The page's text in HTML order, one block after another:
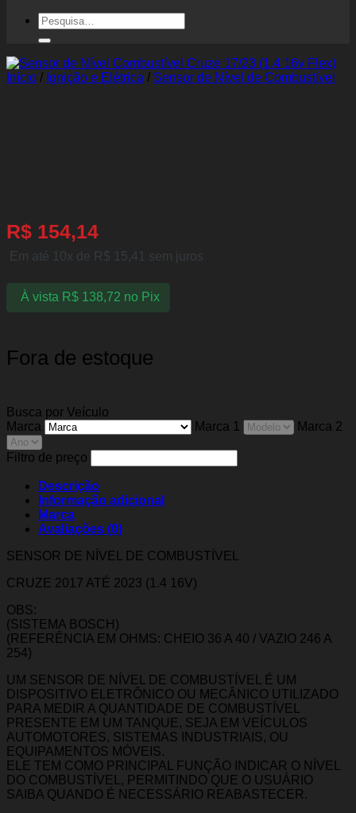
Pesquisar
por:
Início / Ignição e Elétrica / Sensor de Nível de Combustível
R$ 154,14
Em até 10x de R$ 15,41 sem juros
À vista R$138,72 no Pix
Fora de estoque
Busca por Veículo
Marca
Marca 1 Marca 2
Filtro de preço
Descrição
Informação adicional
Marca
Avaliações (0)
SENSOR DE NÍVEL DE COMBUSTÍVEL
CRUZE 2017 ATÉ 2023 (1.4 16V)
OBS:
(SISTEMA BOSCH)
(REFERÊNCIA EM OHMS: CHEIO 36 A 40 / VAZIO 246 A
254)
UM SENSOR DE NÍVEL DE COMBUSTÍVEL É UM
DISPOSITIVO ELETRÔNICO OU MECÂNICO UTILIZADO
PARA MEDIR A QUANTIDADE DE COMBUSTÍVEL
PRESENTE EM UM TANQUE, SEJA EM VEÍCULOS
AUTOMOTORES, SISTEMAS INDUSTRIAIS, OU
EQUIPAMENTOS MÓVEIS.
ELE TEM COMO PRINCIPAL FUNÇÃO INDICAR O NÍVEL
DO COMBUSTÍVEL, PERMITINDO QUE O USUÁRIO
SAIBA QUANDO É NECESSÁRIO REABASTECER.